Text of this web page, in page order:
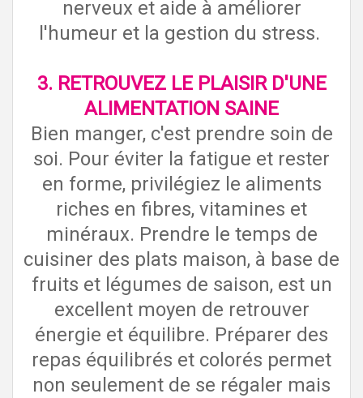
nerveux et aide à améliorer
l'humeur et la gestion du stress.
3. RETROUVEZ LE PLAISIR D'UNE
ALIMENTATION SAINE
Bien manger, c'est prendre soin de
soi. Pour éviter la fatigue et rester
en forme, privilégiez le aliments
riches en fibres, vitamines et
minéraux. Prendre le temps de
cuisiner des plats maison, à base de
fruits et légumes de saison, est un
excellent moyen de retrouver
énergie et équilibre. Préparer des
repas équilibrés et colorés permet
non seulement de se régaler mais